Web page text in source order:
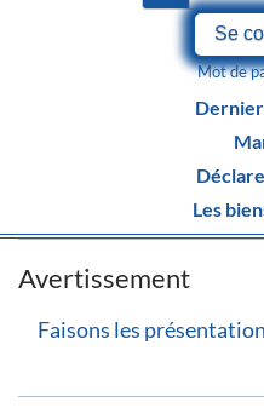
Se
Mot de
Les
Avertissement
Faisons les